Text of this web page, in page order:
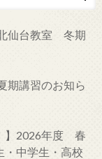
仙台教室 冬期
講習のお知ら
】2026年度 春
・中学生・高校